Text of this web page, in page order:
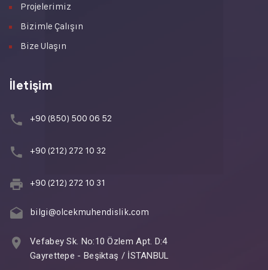
Projelerimiz
Bizimle Çalışın
Bize Ulaşın
İletişim
+90 (850) 500 06 52
+90 (212) 272 10 32
+90 (212) 272 10 31
bilgi@olcekmuhendislik.com
Vefabey Sk. No:10 Özlem Apt. D:4
Gayrettepe - Beşiktaş / İSTANBUL